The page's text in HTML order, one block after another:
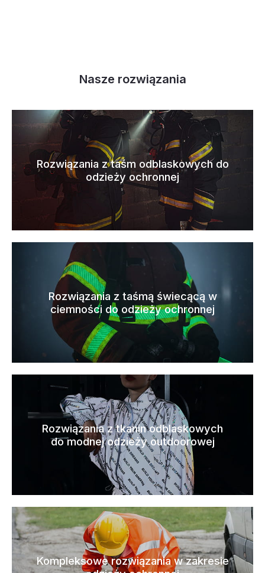
Nasze rozwiązania
Rozwiązania z taśm odblaskowych do
odzieży ochronnej
Rozwiązania z taśmą świecącą w
ciemności do odzieży ochronnej
Rozwiązania z tkanin odblaskowych
do modnej odzieży outdoorowej
Kompleksowe rozwiązania w zakresie